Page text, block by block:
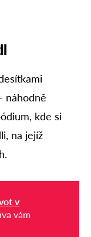
náhodně
kde si
na jejíž
v
vám